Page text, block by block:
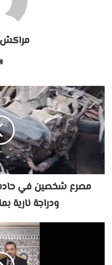
مصرع شخصين في
ودراجة نارية